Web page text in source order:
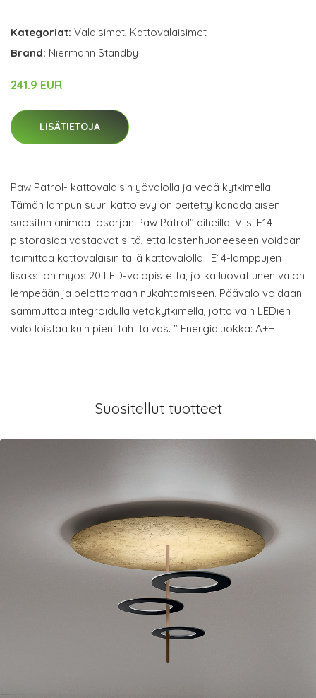
Kategoriat: Valaisimet, Kattovalaisimet
Brand: Niermann Standby
241.9 EUR
LISÄTIETOJA
Paw Patrol- kattovalaisin yövalolla ja vedä kytkimellä
Tämän lampun suuri kattolevy on peitetty kanadalaisen
suositun animaatiosarjan Paw Patrol" aiheilla. Viisi E14-
pistorasiaa vastaavat siitä, että lastenhuoneeseen voidaan
toimittaa kattovalaisin tällä kattovalolla . E14-lamppujen
lisäksi on myös 20 LED-valopistettä, jotka luovat unen valon
lempeään ja pelottomaan nukahtamiseen. Päävalo voidaan
sammuttaa integroidulla vetokytkimellä, jotta vain LEDien
valo loistaa kuin pieni tähtitaivas. " Energialuokka: A++
Suositellut tuotteet